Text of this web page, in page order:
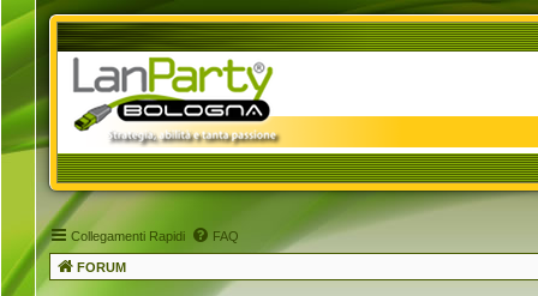
Collegamenti Rapidi FAQ
FORUM